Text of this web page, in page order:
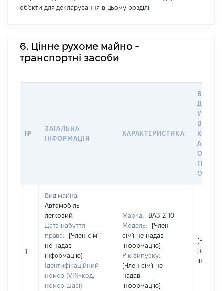
об'єкти для декларування в цьому розділі.
6. Цінне рухоме майно -
транспортні засоби
№
ЗАГАЛЬНА
ІНФОРМАЦІЯ
ХАРАКТЕРИСТИКА
ДАТУ
У
АБО
1
Вид майна:
Автомобіль
легковий
Дата набуття
права:
[Член сім'ї
не надав
інформацію]
Ідентифікаційний
номер (VIN-код,
номер шасі):
Марка:
ВАЗ 2110
Модель:
[Член
сім'ї не надав
інформацію]
Рік випуску:
[Член сім'ї не
надав
інформацію]
[Член
надав